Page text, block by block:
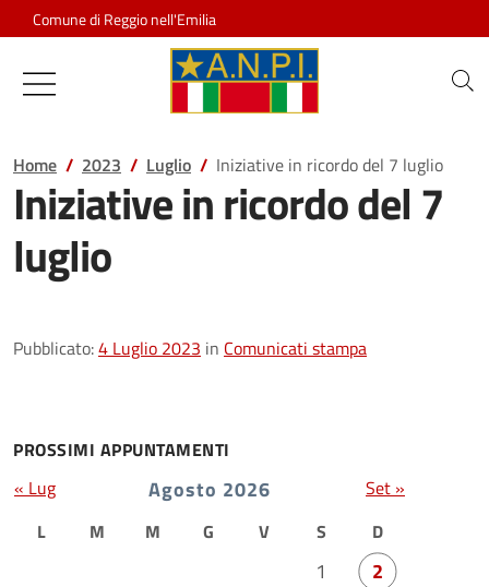
Salta al contenuto
Comune di Reggio nell'Emilia
Associazione Nazionale
Home 2023 Luglio Iniziative in ricordo del 7 luglio
Iniziative in ricordo del 7
luglio
Pubblicato:4 Luglio 2023 in Comunicati stampa
PROSSIMI APPUNTAMENTI
Agosto 2026
L M M G V S D
1
2
« Lug Set »